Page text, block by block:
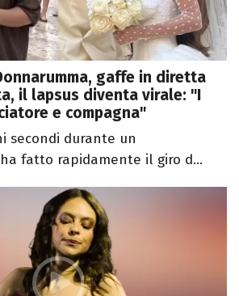
gaffe in diretta
il lapsus diventa virale: "I
e compagna"
secondi durante un
fatto rapidamente il giro d...